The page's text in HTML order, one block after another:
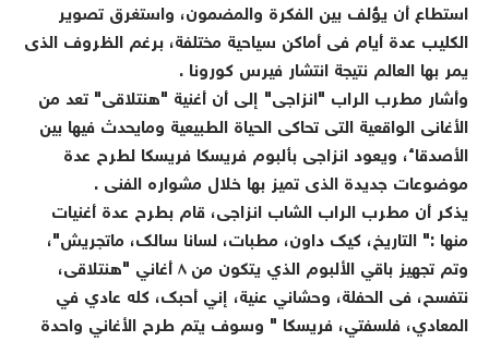
استطاع أن يؤلف بين الفكرة والمضمون، واستغرق تصوير
الكليب عدة أيام فى أماكن سياحية مختلفة، برغم الظروف الذى
يمر بها العالم نتيجة انتشار فيرس كورونا .
وأشار مطرب الراب "انزاجى" إلى أن أغنية "هنتلاقى" تعد من
الأغانى الواقعية التى تحاكى الحياة الطبيعية ومايحدث فيها بين
الأصدقاء، ويعود انزاجى بألبوم فريسكا فريسكا لطرح عدة
موضوعات جديدة الذى تميز بها خلال مشواره الفنى .
يذكر أن مطرب الراب الشاب انزاجى، قام بطرح عدة أغنيات
منها :" التاريخ، كيك داون، مطبات، لسانا سالك، ماتجريش"،
وتم تجهيز باقي الألبوم الذي يتكون من ٨ أغاني "هنتلاقى،
نتفسح، فى الحفلة، وحشاني عنية، إني أحبك، كله عادي في
المعادي، فلسفتي، فريسكا " وسوف يتم طرح الأغاني واحدة